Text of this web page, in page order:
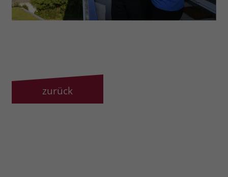
zurück